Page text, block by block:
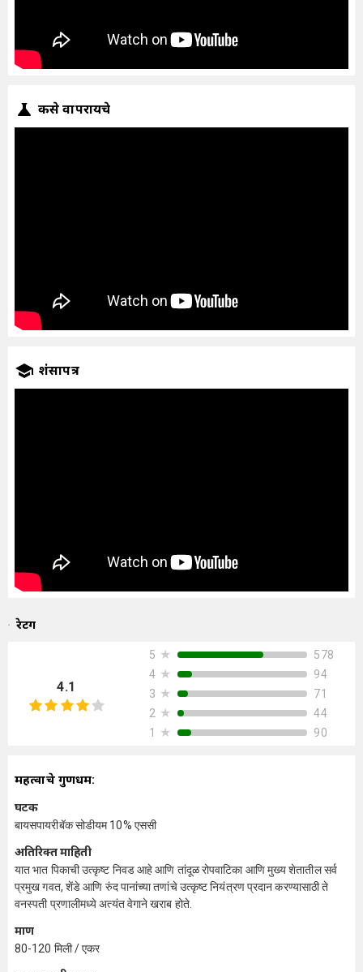
कसे वापरायचे
प्रशंसापत्र
रेटिंग
4.1
5 ★
578
4 ★
94
3 ★
71
2 ★
44
1
★ 90
महत्वाचे गुणधर्म:
घटक
बायसपायरीबॅक सोडीयम 10% एससी
अतिरिक्त माहिती
यात भात पिकाची उत्कृष्ट निवड आहे आणि तांदूळ रोपवाटिका आणि मुख्य शेतातील सर्व
प्रमुख गवत, शेंडे आणि रुंद पानांच्या तणांचे उत्कृष्ट नियंत्रण प्रदान करण्यासाठी ते
वनस्पती प्रणालीमध्ये अत्यंत वेगाने खराब होते.
प्रमाण
80-120 मिली / एकर